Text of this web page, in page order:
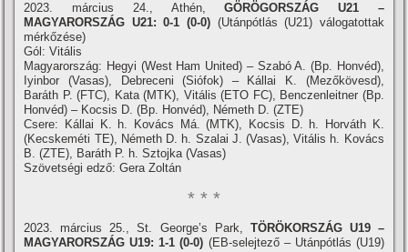
2023. március 24., Athén,GÖRÖGORSZÁG U21 –
MAGYARORSZÁG U21: 0-1 (0-0) (Utánpótlás (U21) válogatottak
mérkőzése)
Gól: Vitális
Magyarország: Hegyi (West Ham United) – Szabó A. (Bp. Honvéd),
Iyinbor (Vasas), Debreceni (Siófok) – Kállai K. (Mezőkövesd),
Baráth P. (FTC), Kata (MTK), Vitális (ETO FC), Benczenleitner (Bp.
Honvéd) – Kocsis D. (Bp. Honvéd), Németh D. (ZTE)
Csere: Kállai K. h. Kovács Má. (MTK), Kocsis D. h. Horváth K.
(Kecskeméti TE), Németh D. h. Szalai J. (Vasas), Vitális h. Kovács
B. (ZTE), Baráth P. h. Sztojka (Vasas)
Szövetségi edző: Gera Zoltán
* * *
2023. március 25., St. George’s Park, TÖRÖKORSZÁG U19 –
MAGYARORSZÁG U19: 1-1 (0-0) (EB-selejtező – Utánpótlás (U19)